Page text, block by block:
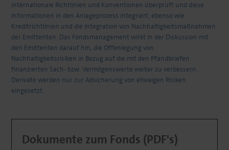
internationale Richtlinien und Konventionen überprüft und diese
Informationen in den Anlageprozess integriert, ebenso wie
Kreditrichtlinien und die Integration von Nachhaltigkeitsmaßnahmen
der Emittenten. Das Fondsmanagement wirkt in der Diskussion mit
den Emittenten darauf hin, die Offenlegung von
Nachhaltigkeitsrisiken in Bezug auf die mit den Pfandbriefen
finanzierten Sach- bzw. Vermögenswerte weiter zu verbessern.
Derivate werden nur zur Absicherung von etwaigen Risiken
eingesetzt.
Dokumente zum Fonds (PDF's)